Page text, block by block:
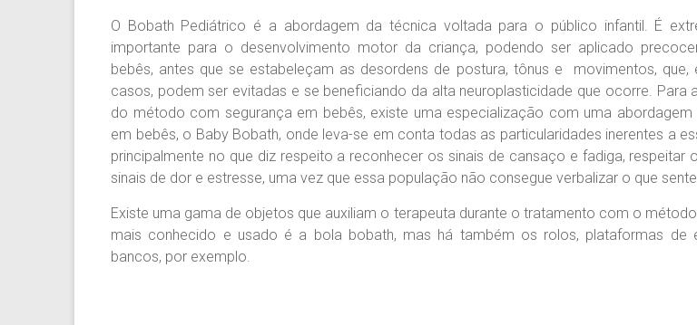
O Bobath Pediátrico é a abordagem da técnica voltada para o público infantil. É
importante para o desenvolvimento motor da criança, podendo ser aplicado
bebês, antes que se estabeleçam as desordens de postura, tônus e movimentos, que,
casos, podem ser evitadas e se beneficiando da alta neuroplasticidade que ocorre. Para
do método com segurança em bebês, existe uma especialização com uma abordagem
em bebês, o Baby Bobath, onde leva-se em conta todas as particularidades inerentes a
principalmente no que diz respeito a reconhecer os sinais de cansaço e fadiga, respeitar
sinais de dor e estresse, uma vez que essa população não consegue verbalizar o que
Existe uma gama de objetos que auxiliam o terapeuta durante o tratamento com o
mais conhecido e usado é a bola bobath, mas há também os rolos, plataformas de
bancos, por exemplo.